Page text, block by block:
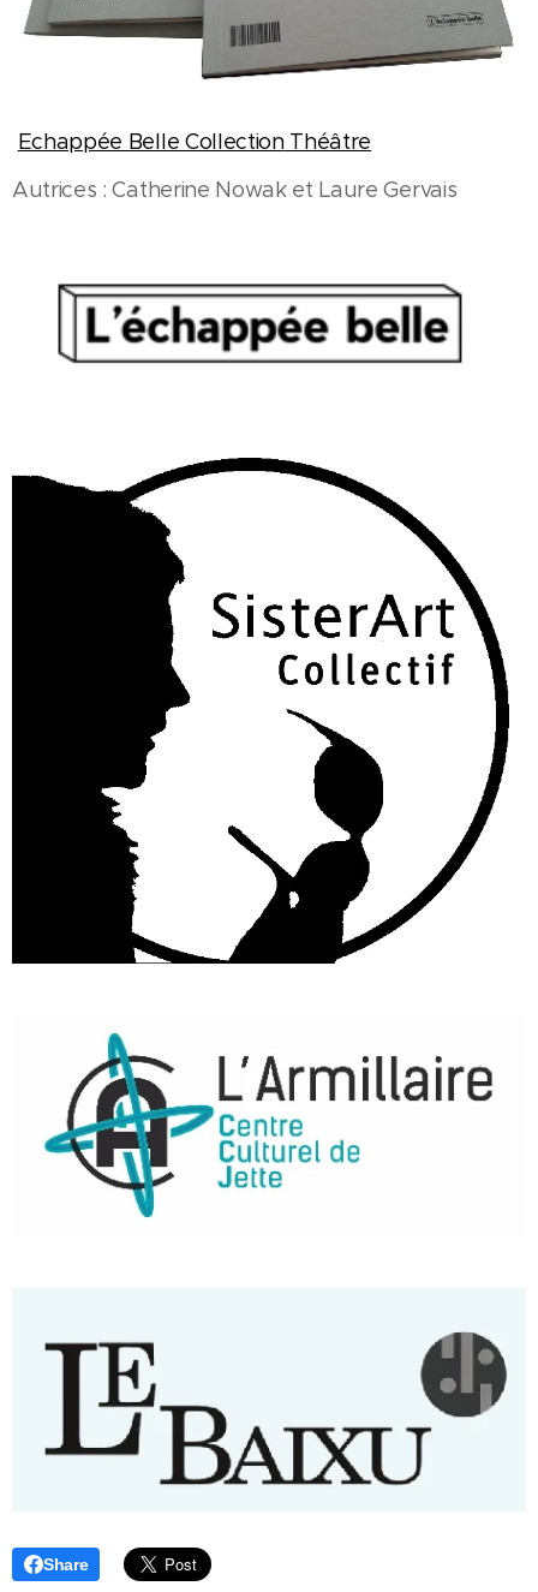
Echappée Belle CollectionThéâtre
Autrices : Catherine Nowak et Laure Gervais
Share